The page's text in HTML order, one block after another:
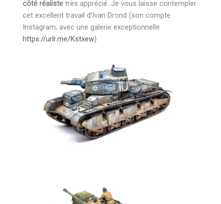
côté réaliste très apprécié. Je vous laisse contempler
cet excellent travail d’Ivan Drond (son compte
Instagram, avec une galerie exceptionnelle
https://urlr.me/Kstxew)